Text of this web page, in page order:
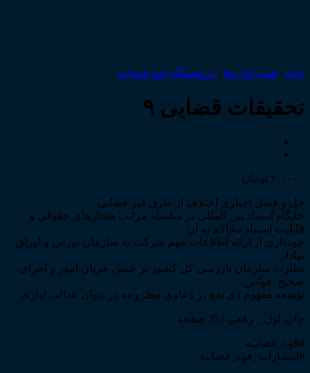
خانه / همه‌ـ‌کتاب‌ها / پژوهشگاه قوه قضاییه
تحقیقات قضایی ۹
۲۰,۰۰۰ تومان
حل و فصل اجباری اختلاف از طرق غیر قضایی
جایگاه استناد بین المللی در سلسله مراتب هنجارهای حقوقی و
قابلیت استناد محاکم به آن
خودداری از ارائه اطلاعات مهم شرکت به سازمان بورس و اوراق
بهادار
نظارت سازمان بازرسی کل کشور بر حسن جریان امور و اجرای
صحیح قوانین
توسعه مفهوم ذی نفع در دعاوی مطروحه در دیوان عدالت اداری
چاپ اول _ رقعی 352 صفحه
#قوه_قضاییه
#انتشارات_قوه_قضاییه